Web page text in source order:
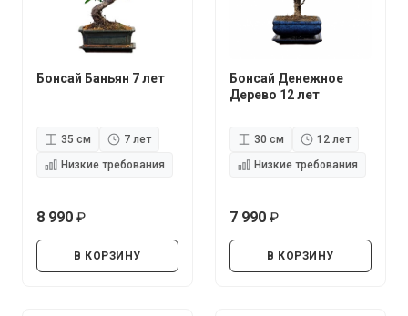
Бонсай Баньян 7 лет
35 см
7 лет
Низкие требования
8 990
В КОРЗИНУ
Бонсай Денежное
Дерево 12 лет
30 см
12 лет
Низкие требования
7 990
В КОРЗИНУ